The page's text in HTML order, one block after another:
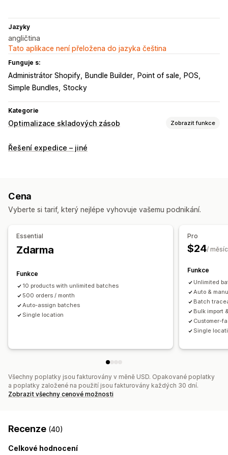
Jazyky
angličtina
Tato aplikace není přeložena do jazyka čeština
Funguje s:
Administrátor Shopify Bundle Builder Point of sale
POS
Simple Bundles Stocky
Kategorie
Optimalizace skladových zásob Zobrazit funkce
Správa skladových zásob
Aktualizace v reálném čase
Import a export Čtečky Plánování skladových zásob
Řízení objednávek
Hromadné zpracování
Notifikace a analytika
Připomenutí doplnění zásob
Upozornění na nízké zásoby
Notifikace o nedostupnosti ve skladu
Vlastní výkazy
Analytika
Řešení expedice – jiné
Cena
Vyberte si tarif, který nejlépe vyhovuje vašemu podnikání.
Essential
Zdarma
Funkce
10 products with unlimited batches
500 orders / month
Auto-assign batches
Single location
Pro
$24/ měsíc
Funkce
Unlimited
Auto &
Batch
Bulk import
Customer-
Single
Všechny poplatky jsou fakturovány v měně USD. Opakované poplatky
a poplatky založené na použití jsou fakturovány každých 30 dní.
Zobrazit všechny cenové možnosti
Recenze (40)
Celkové hodnocení